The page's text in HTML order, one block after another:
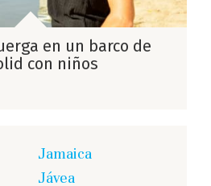
en un barco de
con niños
Jamaica
Jávea